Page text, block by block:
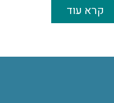
קרא עוד